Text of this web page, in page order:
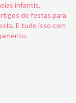
infantis,
de festas para
E tudo isso com